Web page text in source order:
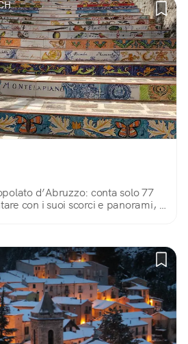
d’Abruzzo: conta solo 77
con i suoi scorci e panorami, e